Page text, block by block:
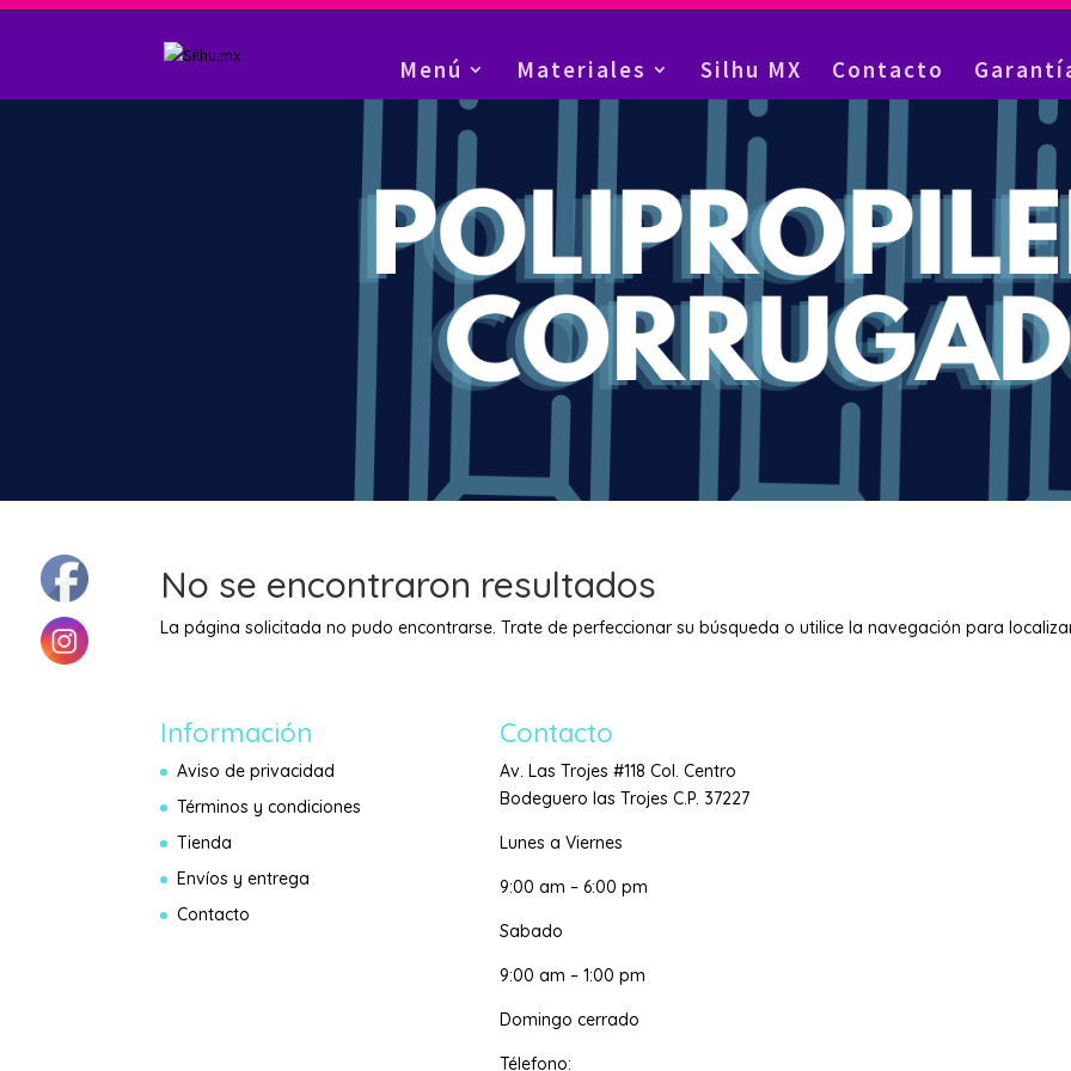
Menú Materiales Silhu MX Contacto
No se encontraron resultados
La página solicitada no pudo encontrarse. Trate de perfeccionar su búsqueda o utilice la navegación para
Información
Aviso de privacidad
Términos y condiciones
Tienda
Envíos y entrega
Contacto
Contacto
Av. Las Trojes #118 Col. Centro
Bodeguero las Trojes C.P. 37227
Lunes a Viernes
9:00 am – 6:00 pm
Sabado
9:00 am – 1:00 pm
Domingo cerrado
Télefono: